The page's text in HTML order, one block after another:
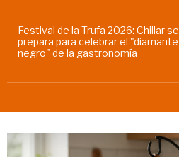
Festival de la Trufa 2026: Chillar se
prepara para celebrar el "diamante
negro" de la gastronomía